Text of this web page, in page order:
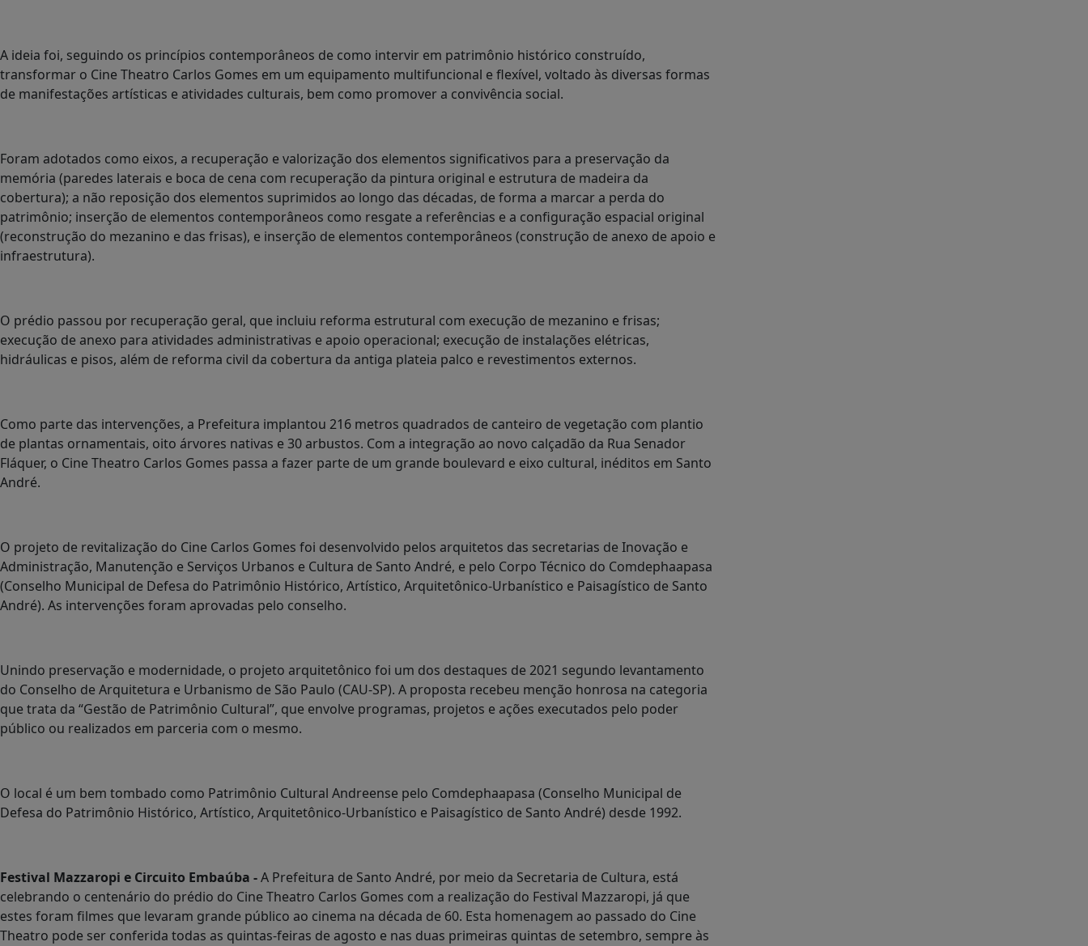
A ideia foi, seguindo os princípios contemporâneos de como intervir em patrimônio histórico construído,
transformar o Cine Theatro Carlos Gomes em um equipamento multifuncional e flexível, voltado às diversas formas
de manifestações artísticas e atividades culturais, bem como promover a convivência social.
Foram adotados como eixos, a recuperação e valorização dos elementos significativos para a preservação da
memória (paredes laterais e boca de cena com recuperação da pintura original e estrutura de madeira da
cobertura); a não reposição dos elementos suprimidos ao longo das décadas, de forma a marcar a perda do
patrimônio; inserção de elementos contemporâneos como resgate a referências e a configuração espacial original
(reconstrução do mezanino e das frisas), e inserção de elementos contemporâneos (construção de anexo de apoio e
infraestrutura).
O prédio passou por recuperação geral, que incluiu reforma estrutural com execução de mezanino e frisas;
execução de anexo para atividades administrativas e apoio operacional; execução de instalações elétricas,
hidráulicas e pisos, além de reforma civil da cobertura da antiga plateia palco e revestimentos externos.
Como parte das intervenções, a Prefeitura implantou 216 metros quadrados de canteiro de vegetação com plantio
de plantas ornamentais, oito árvores nativas e 30 arbustos. Com a integração ao novo calçadão da Rua Senador
Fláquer, o Cine Theatro Carlos Gomes passa a fazer parte de um grande boulevard e eixo cultural, inéditos em Santo
André.
O projeto de revitalização do Cine Carlos Gomes foi desenvolvido pelos arquitetos das secretarias de Inovação e
Administração, Manutenção e Serviços Urbanos e Cultura de Santo André, e pelo Corpo Técnico do Comdephaapasa
(Conselho Municipal de Defesa do Patrimônio Histórico, Artístico, Arquitetônico-Urbanístico e Paisagístico de Santo
André). As intervenções foram aprovadas pelo conselho.
Unindo preservação e modernidade, o projeto arquitetônico foi um dos destaques de 2021 segundo levantamento
do Conselho de Arquitetura e Urbanismo de São Paulo (CAU-SP). A proposta recebeu menção honrosa na categoria
que trata da “Gestão de Patrimônio Cultural”, que envolve programas, projetos e ações executados pelo poder
público ou realizados em parceria com o mesmo.
O local é um bem tombado como Patrimônio Cultural Andreense pelo Comdephaapasa (Conselho Municipal de
Defesa do Patrimônio Histórico, Artístico, Arquitetônico-Urbanístico e Paisagístico de Santo André) desde 1992.
Festival Mazzaropi e Circuito Embaúba -A Prefeitura de Santo André, por meio da Secretaria de Cultura, está
celebrando o centenário do prédio do Cine Theatro Carlos Gomes com a realização do Festival Mazzaropi, já que
estes foram filmes que levaram grande público ao cinema na década de 60. Esta homenagem ao passado do Cine
Theatro pode ser conferida todas as quintas-feiras de agosto e nas duas primeiras quintas de setembro, sempre às